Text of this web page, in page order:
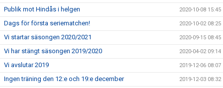
Publik mot Hindås i helgen 2020-10-08 15:45
Dags för första seriematchen! 2020-10-02 08:25
Vi startar säsongen 2020/2021 2020-09-15 08:45
Vi har stängt säsongen 2019/2020 2020-04-02 09:14
Vi avslutar 2019 2019-12-06 08:07
Ingen träning den 12:e och 19:e december 2019-12-03 08:32